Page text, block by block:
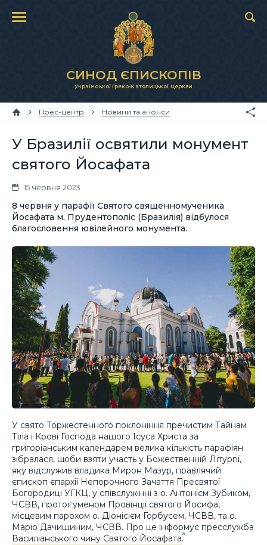
СИНОД ЄПИСКОПІВ
Української Греко-Католицької Церкви
Прес-центр Новини та анонси
У Бразилії освятили монумент
святого Йосафата
15 червня 2023
8 червня у парафії Святого священномученика
Йосафата м. Прудентополіс (Бразилія) відбулося
благословення ювілейного монумента.
У свято Торжестенного поклоніння пречистим Тайнам
Тіла і Крові Господа нашого Ісуса Христа за
григоріанським календарем велика кількість парафіян
зібралася, щоби взяти участь у Божественній Літургії,
яку відслужив владика Мирон Мазур, правлячий
єпископ єпархії Непорочного Зачаття Пресвятої
Богородиці УГКЦ, у співслужінні з о. Антонієм Зубиком,
ЧСВВ, протоігуменом Провінції святого Йосифа,
місцевим парохом о. Діонісієм Горбусем, ЧСВВ, та о.
Маріо Дачишиним, ЧСВВ. Про це інформує пресслужба
Василіанського чину Святого Йосафата.